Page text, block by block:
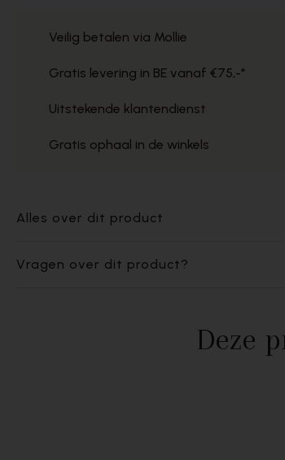
Veilig betalen via Mollie
Gratis levering in BE vanaf €75,-*
Uitstekende klantendienst
Gratis ophaal in de winkels
Alles over dit product
Vragen over dit product?
Deze